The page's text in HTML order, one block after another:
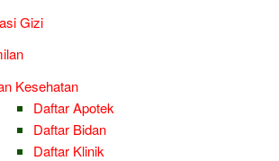
Gizi
Kesehatan
Daftar Apotek
Daftar Bidan
Daftar Klinik